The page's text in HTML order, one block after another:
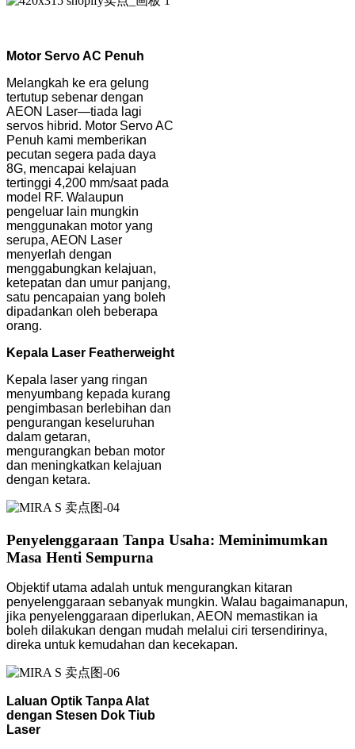
Motor Servo AC Penuh
Melangkah ke era gelung
tertutup sebenar dengan
AEON Laser—tiada lagi
servos hibrid. Motor Servo AC
Penuh kami memberikan
pecutan segera pada daya
8G, mencapai kelajuan
tertinggi 4,200 mm/saat pada
model RF. Walaupun
pengeluar lain mungkin
menggunakan motor yang
serupa, AEON Laser
menyerlah dengan
menggabungkan kelajuan,
ketepatan dan umur panjang,
satu pencapaian yang boleh
dipadankan oleh beberapa
orang.
Kepala Laser Featherweight
Kepala laser yang ringan
menyumbang kepada kurang
pengimbasan berlebihan dan
pengurangan keseluruhan
dalam getaran,
mengurangkan beban motor
dan meningkatkan kelajuan
dengan ketara.
Penyelenggaraan Tanpa Usaha: Meminimumkan
Masa Henti Sempurna
Objektif utama adalah untuk mengurangkan kitaran
penyelenggaraan sebanyak mungkin. Walau bagaimanapun,
jika penyelenggaraan diperlukan, AEON memastikan ia
boleh dilakukan dengan mudah melalui ciri tersendirinya,
direka untuk kemudahan dan kecekapan.
Laluan Optik Tanpa Alat
dengan Stesen Dok Tiub
Laser